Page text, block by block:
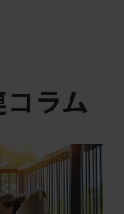
ラム